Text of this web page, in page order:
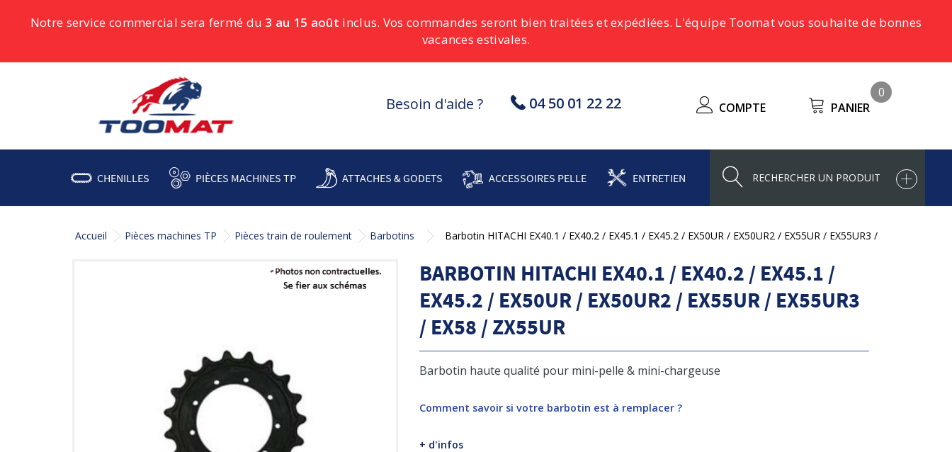
Notre service commercial sera fermé du 3 au 15 août inclus. Vos commandes seront bien traitées et expédiées. L'équipe Toomat vous souhaite de bonnes
vacances estivales.
Besoin d'aide ? 04 50 01 22 22 COMPTE PANIER
0
CHENILLES PIÈCES MACHINES TP ATTACHES & GODETS ACCESSOIRES PELLE ENTRETIEN
Accueil Pièces machines TP Pièces train de roulement Barbotins Barbotin HITACHI EX40.1 / EX40.2 / EX45.1 / EX45.2 / EX50UR / EX50UR2 / EX55UR / EX55UR3 / EX58 / ZX55UR
BARBOTIN HITACHI EX40.1 / EX40.2 / EX45.1 /
EX45.2 / EX50UR / EX50UR2 / EX55UR / EX55UR3
/ EX58 / ZX55UR
Barbotin haute qualité pour mini-pelle & mini-chargeuse
Comment savoir si votre barbotin est à remplacer ?
+ d'infos